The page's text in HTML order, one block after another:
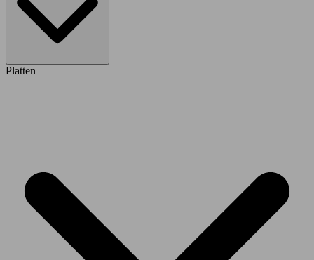
Platten